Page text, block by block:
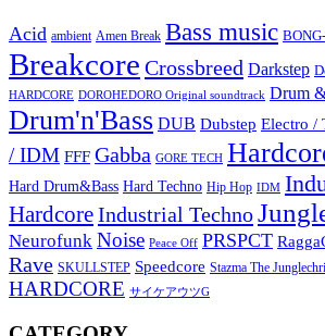
Acid ambient Amen Break Bass music
Breakcore Crossbreed Darkstep
HARDCORE DOROHEDORO Original soundtrack Drum
Drum'n'Bass DUB Dubstep Electro /
/ IDM FFF Gabba GORE TECH
Hard Drum&Bass Hard Techno Hip Hop IDM
HardcoreIndustrial Techno
Neurofunk Noise Peace Off PRSPCT
Rave SKULLSTEP Speedcore Stazma The
HARDCORE サイケアウツG